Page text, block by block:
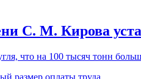
С. М. Кирова
что на 100 тысяч тонн